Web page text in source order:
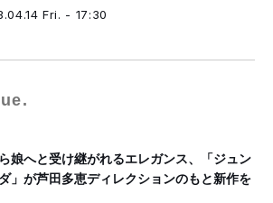
Fri. - 17:30
娘へと受け継がれるエレガンス、「ジュン
」が芦田多恵ディレクションのもと新作を